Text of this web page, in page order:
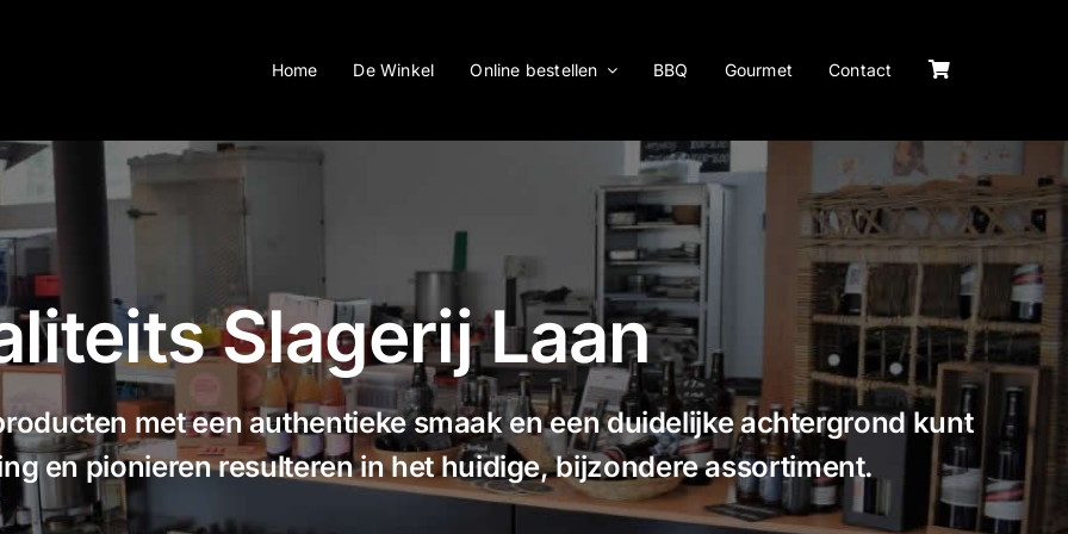
Home De Winkel Online bestellen BBQ Gourmet Contact
Slagerij Laan
met een authentieke smaak en een duidelijke achtergrond kunt
en pionieren resulteren in het huidige, bijzondere assortiment.